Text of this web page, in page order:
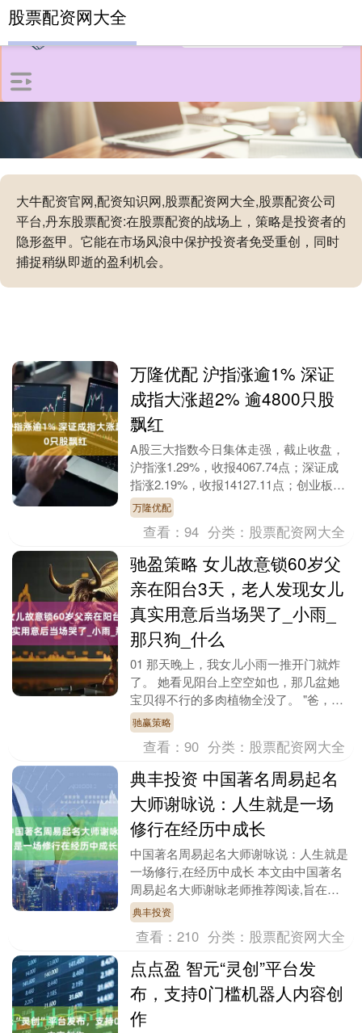
大牛配资官网,配资知识网,股票配资网大全,股票配资公司
平台,丹东股票配资:在股票配资的战场上，策略是投资者的
隐形盔甲。它能在市场风浪中保护投资者免受重创，同时
捕捉稍纵即逝的盈利机会。
股票配资网大全
万隆优配 沪指涨逾1% 深证
成指大涨超2% 逾4800只股
飘红
A股三大指数今日集体走强，截止收盘，
沪指涨1.29%，收报4067.74点；深证成
指涨2.19%，收报14127.11点；创业板指
涨1.86%，收报3324.8....
万隆优配
查看：94 分类： 股票配资网大全
驰盈策略 女儿故意锁60岁父
亲在阳台3天，老人发现女儿
真实用意后当场哭了_小雨_
那只狗_什么
01 那天晚上，我女儿小雨一推开门就炸
了。 她看见阳台上空空如也，那几盆她
宝贝得不行的多肉植物全没了。 "爸，我
的花呢？"她脸都白了。 我正坐在沙发上
看电视，头....
驰赢策略
查看：90 分类： 股票配资网大全
典丰投资 中国著名周易起名
大师谢咏说：人生就是一场
修行在经历中成长
中国著名周易起名大师谢咏说：人生就是
一场修行,在经历中成长 本文由中国著名
周易起名大师谢咏老师推荐阅读,旨在分
享世间美好,通过分享,我们可以从他人的
知识和见解之....
典丰投资
查看：210 分类： 股票配资网大全
点点盈 智元“灵创”平台发
布，支持0门槛机器人内容创
作